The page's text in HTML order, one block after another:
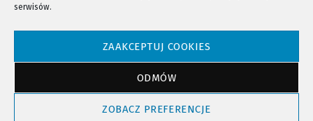
serwisów.
ZAAKCEPTUJ COOKIES
ODMÓW
ZOBACZ PREFERENCJE
NTV - Nasza Telewizja Sądecka © 2023 Wszystkie prawa zastrzeżone!
Powrót do góry